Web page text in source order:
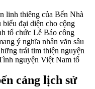
linh thiêng của Bến Nhà
đại diện cho cộng
tổ chức Lễ Báo công
ý nghĩa nhân văn sâu
trái tim thiện nguyện
nguyện Việt Nam tổ
cảng lịch sử